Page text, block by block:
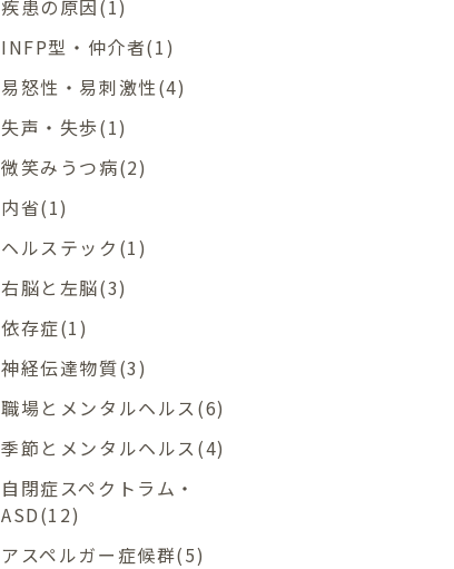
疾患の原因(1)
INFP型・仲介者(1)
易怒性・易刺激性(4)
失声・失歩(1)
微笑みうつ病(2)
内省(1)
ヘルステック(1)
右脳と左脳(3)
依存症(1)
神経伝達物質(3)
職場とメンタルヘルス(6)
季節とメンタルヘルス(4)
自閉症スペクトラム・
ASD(12)
アスペルガー症候群(5)